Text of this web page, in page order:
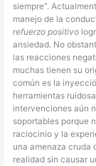
siempre”.
manejo de la
refuerzo positivo
ansiedad. No
las reacciones
muchas tienen su
común es la
herramientas
intervenciones aún
soportables porque
raciocinio y la
una amenaza cruda
realidad sin causar